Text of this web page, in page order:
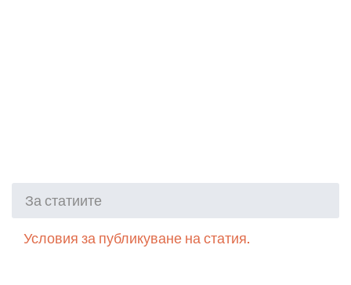
За статиите
Условия за публикуване на статия.